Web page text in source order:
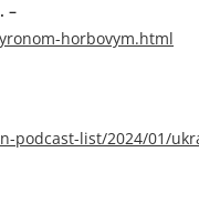
. –
horbovym.html
podcast-list/2024/01/